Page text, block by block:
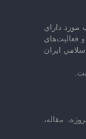
مورد داراي
فعاليت‌هاي
ايران
مقاله،